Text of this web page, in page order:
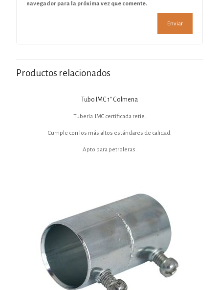
navegador para la próxima vez que comente.
Productos relacionados
Tubo IMC 1″ Colmena
Tubería IMC certificada retie.
Cumple con los más altos estándares de calidad.
Apto para petroleras.